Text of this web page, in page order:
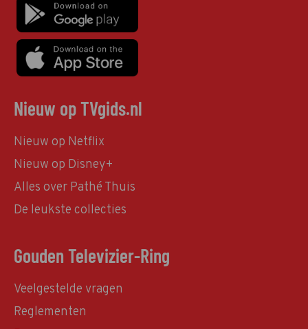
Nieuw op TVgids.nl
Nieuw op Netflix
Nieuw op Disney+
Alles over Pathé Thuis
De leukste collecties
Gouden Televizier-Ring
Veelgestelde vragen
Reglementen